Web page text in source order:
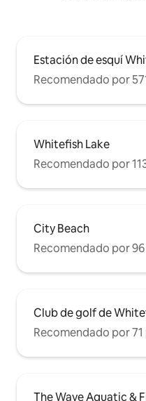
Estación de esquí
Recomendado por
Whitefish Lake
Recomendado por
City Beach
Recomendado por
Club de golf de
Recomendado por
The Wave Aquatic &